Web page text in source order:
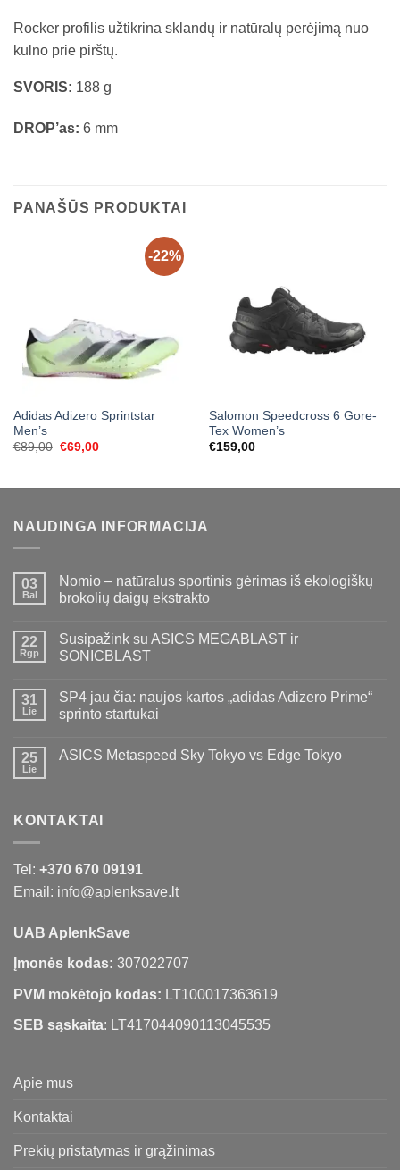
Rocker profilis užtikrina sklandų ir natūralų perėjimą nuo
kulno prie pirštų.
SVORIS: 188 g
DROP’as: 6 mm
PANAŠŪS PRODUKTAI
-22%
Adidas Adizero Sprintstar
Men’s
€89,00 Original
€69,00Current
Salomon Speedcross 6 Gore-
Tex Women’s
€159,00
NAUDINGA INFORMACIJA
03
Bal
Nomio – natūralus sportinis gėrimas iš ekologiškų
brokolių daigų ekstrakto
22
Rgp
Susipažink su ASICS MEGABLAST ir
SONICBLAST
31
Lie
SP4 jau čia: naujos kartos „adidas Adizero Prime“
sprinto startukai
25
Lie
ASICS Metaspeed Sky Tokyo vs Edge Tokyo
KONTAKTAI
Tel: +370 670 09191
Email: info@aplenksave.lt
UAB AplenkSave
Įmonės kodas: 307022707
PVM mokėtojo kodas: LT100017363619
SEB sąskaita: LT417044090113045535
Apie mus
Kontaktai
Prekių pristatymas ir grąžinimas